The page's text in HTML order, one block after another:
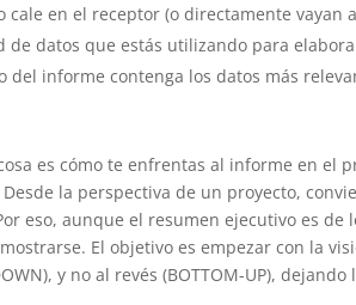
cale en el receptor (o directamente vayan
de datos que estás utilizando para
del informe contenga los datos más
es cómo te enfrentas al informe en el
la perspectiva de un proyecto,
eso, aunque el resumen ejecutivo es
El objetivo es empezar con la
y no al revés (BOTTOM-UP),